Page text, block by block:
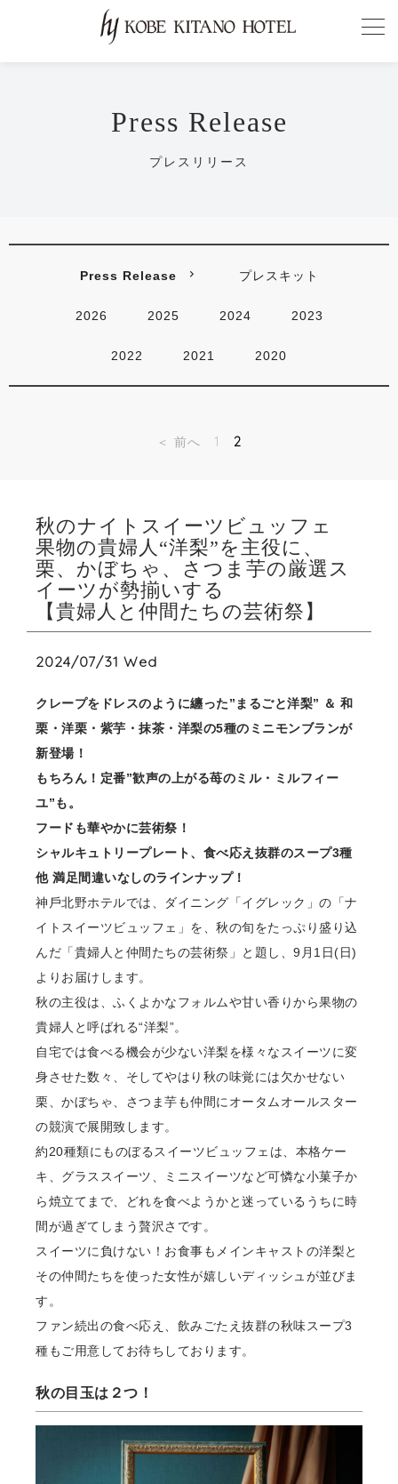
Press Release
プレスリリース
Press Release プレスキット
2026 2025 2024 2023
2022 2021 2020
＜ 前へ 1 2
秋のナイトスイーツビュッフェ
果物の貴婦⼈“洋梨”を主役に、
栗、かぼちゃ、さつま芋の厳選ス
イーツが勢揃いする
【貴婦⼈と仲間たちの芸術祭】
2024/07/31 Wed
クレープをドレスのように纏った”まるごと洋梨” ＆ 和
栗・洋栗・紫芋・抹茶・洋梨の5種のミニモンブランが
新登場！
もちろん！定番”歓声の上がる苺のミル・ミルフィー
ユ”も。
フードも華やかに芸術祭！
シャルキュトリープレート、⾷べ応え抜群のスープ3種
他 満⾜間違いなしのラインナップ！
神⼾北野ホテルでは、ダイニング「イグレック」の「ナ
イトスイーツビュッフェ」を、秋の旬をたっぷり盛り込
んだ「貴婦⼈と仲間たちの芸術祭」と題し、9⽉1⽇(⽇)
よりお届けします。
秋の主役は、ふくよかなフォルムや⽢い⾹りから果物の
貴婦⼈と呼ばれる“洋梨”。
⾃宅では⾷べる機会が少ない洋梨を様々なスイーツに変
⾝させた数々、そしてやはり秋の味覚には⽋かせない
栗、かぼちゃ、さつま芋も仲間にオータムオールスター
の競演で展開致します。
約20種類にものぼるスイーツビュッフェは、本格ケー
キ、グラススイーツ、ミニスイーツなど可憐な⼩菓⼦か
ら焼⽴てまで、どれを⾷べようかと迷っているうちに時
間が過ぎてしまう贅沢さです。
スイーツに負けない！お⾷事もメインキャストの洋梨と
その仲間たちを使った⼥性が嬉しいディッシュが並びま
す。
ファン続出の⾷べ応え、飲みごたえ抜群の秋味スープ3
種もご⽤意してお待ちしております。
秋の⽬⽟は２つ！